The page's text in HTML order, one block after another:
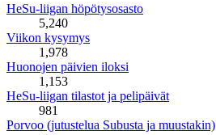
HeSu-liigan höpötysosasto
5,240
Viikon kysymys
1,978
Huonojen päivien iloksi
1,153
HeSu-liigan tilastot ja pelipäivät
981
Porvoo (jutustelua Subusta ja muustakin)